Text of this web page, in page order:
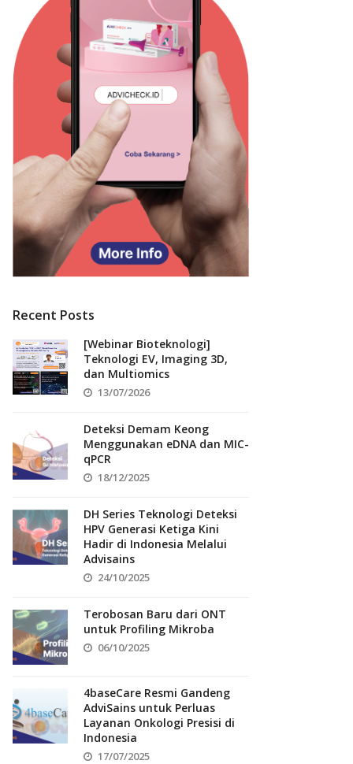
Recent Posts
[Webinar Bioteknologi]
Teknologi EV, Imaging 3D,
dan Multiomics
13/07/2026
Deteksi Demam Keong
Menggunakan eDNA dan MIC-
qPCR
18/12/2025
DH Series Teknologi Deteksi
HPV Generasi Ketiga Kini
Hadir di Indonesia Melalui
Advisains
24/10/2025
Terobosan Baru dari ONT
untuk Profiling Mikroba
06/10/2025
4baseCare Resmi Gandeng
AdviSains untuk Perluas
Layanan Onkologi Presisi di
Indonesia
17/07/2025